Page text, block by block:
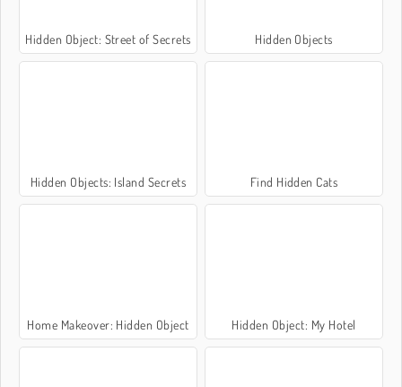
Hidden Object: Street of Secrets Hidden Objects
Hidden Objects: Island Secrets Find Hidden Cats
Home Makeover: Hidden Object Hidden Object: My Hotel